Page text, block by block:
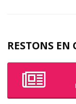
RESTONS EN